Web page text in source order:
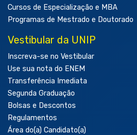
Cursos de Especialização e MBA
Programas de Mestrado e Doutorado
Vestibular da UNIP
Inscreva-se no Vestibular
Use sua nota do ENEM
Transferência Imediata
Segunda Graduação
Bolsas e Descontos
Regulamentos
Área do(a) Candidato(a)